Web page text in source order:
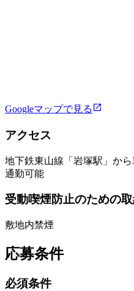
Googleマップで見る
アクセス
地下鉄東山線「岩塚駅」か
通勤可能
受動喫煙防止のための
敷地内禁煙
応募条件
必須条件